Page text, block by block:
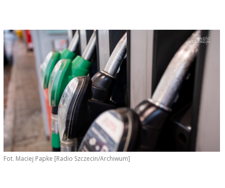
Fot. Maciej Papke [Radio Szczecin/Archiwum]